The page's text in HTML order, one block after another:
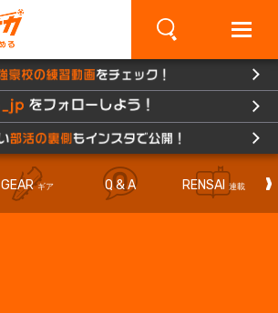
GEAR ギア Q & A RENSAI 連載